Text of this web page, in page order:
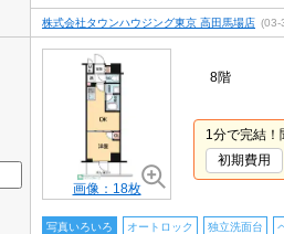
株式会社タウンハウジング東京 高田馬場店 (03-
画像：18枚
8階
1分で完結！
初期費用
写真いろいろ オートロック 独立洗面台